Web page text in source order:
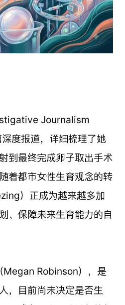
Journalism
度报道，详细梳理了她
到最终完成卵子取出手术
着都市女性生育观念的转
）正成为越来越多加
、保障未来生育能力的自
Megan Robinson），是
，目前尚未决定是否生